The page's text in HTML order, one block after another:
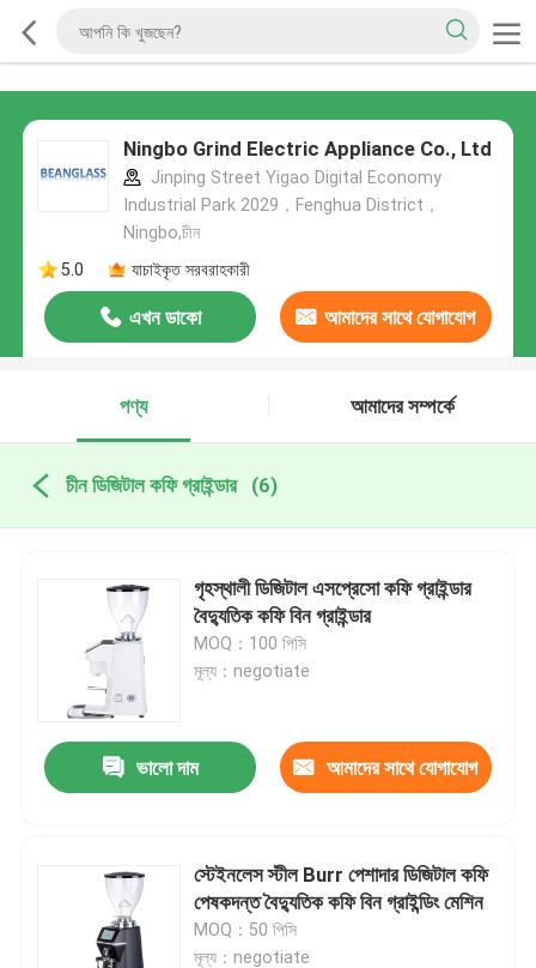
Ningbo Grind Electric Appliance Co., Ltd
Jinping Street Yigao Digital Economy
Industrial Park 2029，Fenghua District，
Ningbo,চীন
5.0
যাচাইকৃত সরবরাহকারী
এখন ডাকো আমাদের সাথে যোগাযোগ
পণ্য
আমাদের সম্পর্কে
চীন ডিজিটাল কফি গ্রাইন্ডার (6)
গৃহস্থালী ডিজিটাল এসপ্রেসো কফি গ্রাইন্ডার
বৈদ্যুতিক কফি বিন গ্রাইন্ডার
MOQ：100 পিসি
মূল্য：negotiate
ভালো দাম আমাদের সাথে যোগাযোগ
স্টেইনলেস স্টীল Burr পেশাদার ডিজিটাল কফি
পেষকদন্ত বৈদ্যুতিক কফি বিন গ্রাইন্ডিং মেশিন
MOQ：50 পিসি
মূল্য：negotiate